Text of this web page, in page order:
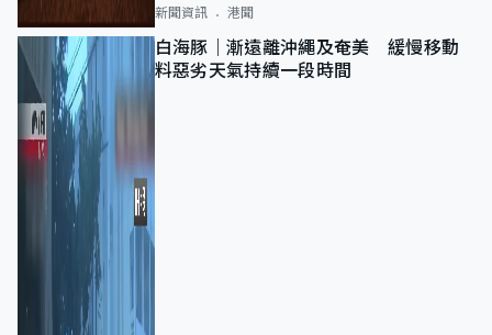
新聞資訊 港聞
白海豚｜漸遠離沖繩及奄美 緩慢移動
料惡劣天氣持續一段時間